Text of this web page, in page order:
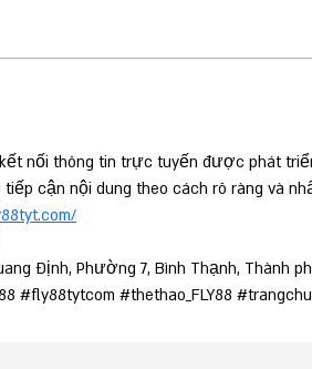
kết nối thông tin trực tuyến được phát
cận nội dung theo cách rõ ràng và
Định, Phường 7, Bình Thạnh, Thành
#fly88tytcom #thethao_FLY88